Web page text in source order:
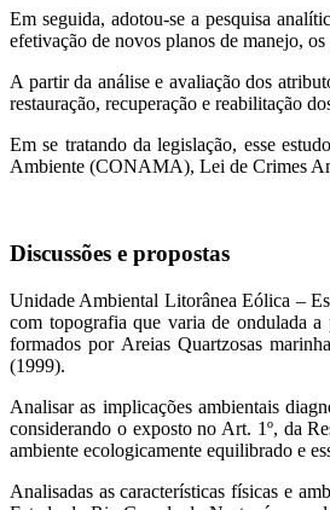
Em seguida, adotou-se a pesquisa
efetivação de novos planos de manejo,
A partir da análise e avaliação dos
restauração, recuperação e reabilitação
Em se tratando da legislação, esse
Ambiente (CONAMA), Lei de Crimes
Discussões e propostas
Unidade Ambiental Litorânea Eólica –
com topografia que varia de ondulada a
formados por Areias Quartzosas
(1999).
Analisar as implicações ambientais
considerando o exposto no Art. 1º, da
ambiente ecologicamente equilibrado e
Analisadas as características físicas e